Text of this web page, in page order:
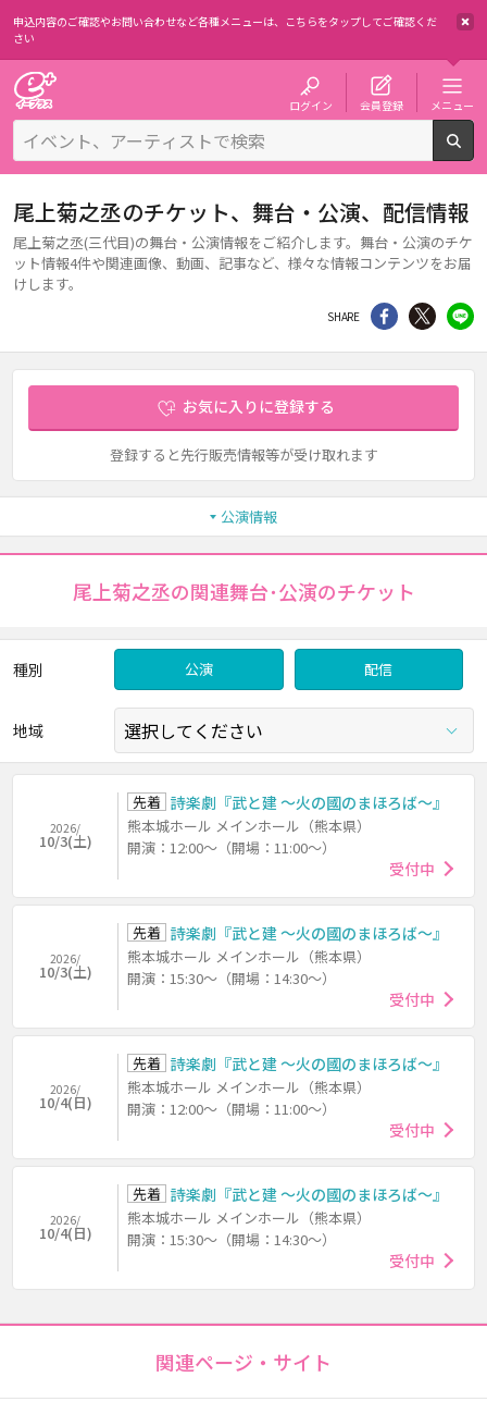
申込内容のご確認やお問い合わせなど各種メニューは、 こちらをタップしてご確認くだ
さい
ログイン 会員登録 メニュー
尾上菊之丞のチケット、舞台・公演、配信情報
尾上菊之丞(三代目)の舞台・公演情報をご紹介します。舞台・公演のチケ
ット情報4件や関連画像、動画、記事など、様々な情報コンテンツをお届
けします。
SHARE シェア Twitter
お気に入りに登録する
登録すると先行販売情報等が受け取れます
公演情報
尾上菊之丞の関連舞台･公演のチケット
種別 公演 配信
地域
2026/
10/3(土)
先着 詩楽劇『武と建 ～火の國のまほろば～』
熊本城ホール メインホール（熊本県）
開演：12:00～（開場：11:00～）
受付中
2026/
10/3(土)
先着 詩楽劇『武と建 ～火の國のまほろば～』
熊本城ホール メインホール（熊本県）
開演：15:30～（開場：14:30～）
受付中
2026/
10/4(日)
先着 詩楽劇『武と建 ～火の國のまほろば～』
熊本城ホール メインホール（熊本県）
開演：12:00～（開場：11:00～）
受付中
2026/
10/4(日)
先着 詩楽劇『武と建 ～火の國のまほろば～』
熊本城ホール メインホール（熊本県）
開演：15:30～（開場：14:30～）
受付中
関連ページ・サイト